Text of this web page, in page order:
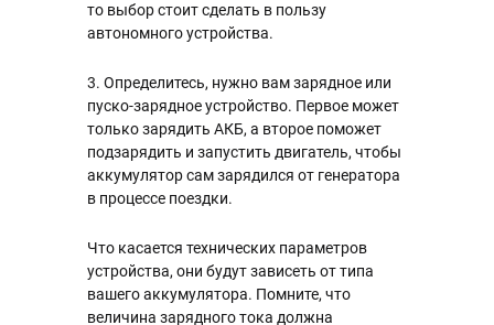
то выбор стоит сделать в пользу
автономного устройства.
3. Определитесь, нужно вам зарядное или
пуско-зарядное устройство. Первое может
только зарядить АКБ, а второе поможет
подзарядить и запустить двигатель, чтобы
аккумулятор сам зарядился от генератора
в процессе поездки.
Что касается технических параметров
устройства, они будут зависеть от типа
вашего аккумулятора. Помните, что
величина зарядного тока должна